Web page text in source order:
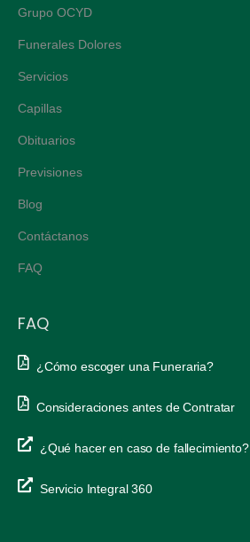
Grupo OCYD
Funerales Dolores
Servicios
Capillas
Obituarios
Previsiones
Blog
Contáctanos
FAQ
FAQ
¿Cómo escoger una Funeraria?
Consideraciones antes de Contratar
¿Qué hacer en caso de fallecimiento?
Servicio Integral 360